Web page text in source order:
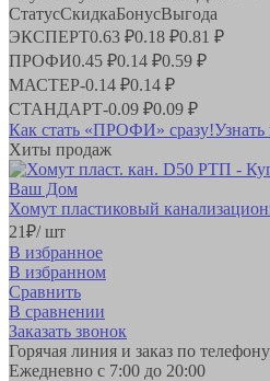
СтатусСкидкаБонусВыгода
ЭКСПЕРТ0.63 ₽0.18 ₽0.81 ₽
ПРОФИ0.45 ₽0.14 ₽0.59 ₽
МАСТЕР-0.14 ₽0.14 ₽
СТАНДАРТ-0.09 ₽0.09 ₽
Как стать «ПРОФИ» сразу!Узнать
Хиты продаж
Хомут пластиковый
21₽/ шт
В избранное
В избранном
Сравнить
В сравнении
Заказать звонок
Горячая линия и заказ по телефону
Ежедневно с 7:00 до 20:00